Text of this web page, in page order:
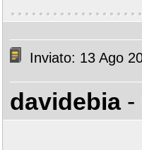
Inviato: 13 Ago
davidebia -